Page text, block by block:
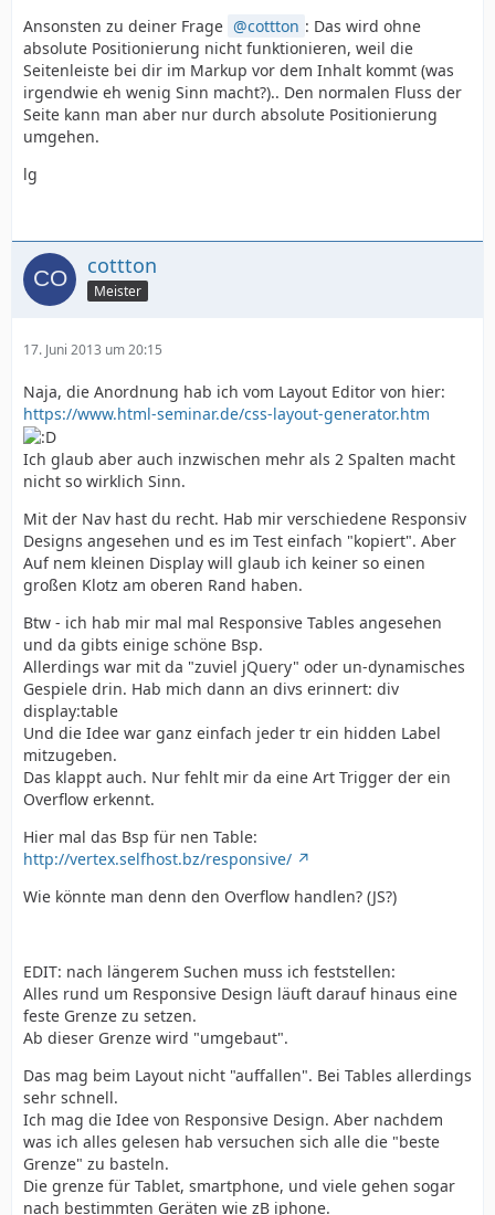
Ansonsten zu deiner Frage
cottton : Das wird ohne
absolute Positionierung nicht funktionieren, weil die
Seitenleiste bei dir im Markup vor dem Inhalt kommt (was
irgendwie eh wenig Sinn macht?).. Den normalen Fluss der
Seite kann man aber nur durch absolute Positionierung
umgehen.
lg
cottton
Meister
17. Juni 2013 um 20:15
Naja, die Anordnung hab ich vom Layout Editor von hier:
https://www.html-seminar.de/css-layout-generator.htm
Ich glaub aber auch inzwischen mehr als 2 Spalten macht
nicht so wirklich Sinn.
Mit der Nav hast du recht. Hab mir verschiedene Responsiv
Designs angesehen und es im Test einfach "kopiert". Aber
Auf nem kleinen Display will glaub ich keiner so einen
großen Klotz am oberen Rand haben.
Btw - ich hab mir mal mal Responsive Tables angesehen
und da gibts einige schöne Bsp.
Allerdings war mit da "zuviel jQuery" oder un-dynamisches
Gespiele drin. Hab mich dann an divs erinnert: div
display:table
Und die Idee war ganz einfach jeder tr ein hidden Label
mitzugeben.
Das klappt auch. Nur fehlt mir da eine Art Trigger der ein
Overflow erkennt.
Hier mal das Bsp für nen Table:
http://vertex.selfhost.bz/responsive/
Wie könnte man denn den Overflow handlen? (JS?)
EDIT: nach längerem Suchen muss ich feststellen:
Alles rund um Responsive Design läuft darauf hinaus eine
feste Grenze zu setzen.
Ab dieser Grenze wird "umgebaut".
Das mag beim Layout nicht "auffallen". Bei Tables allerdings
sehr schnell.
Ich mag die Idee von Responsive Design. Aber nachdem
was ich alles gelesen hab versuchen sich alle die "beste
Grenze" zu basteln.
Die grenze für Tablet, smartphone, und viele gehen sogar
nach bestimmten Geräten wie zB iphone.